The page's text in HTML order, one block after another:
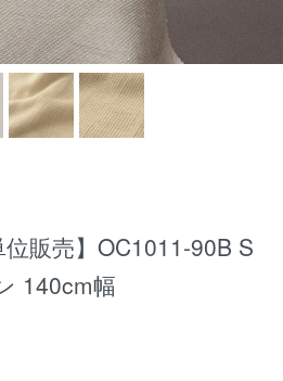
位販売】OC1011-90B S
140cm幅